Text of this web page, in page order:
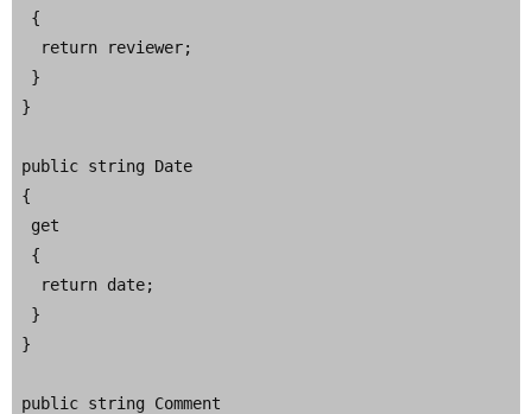
  {
   return reviewer;
  }
}
public string Date
{
  get
  {
   return date;
  }
}
public string Comment